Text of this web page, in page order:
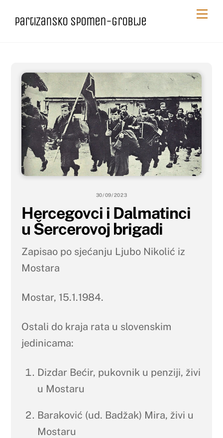
Partizansko spomen-groblje
30/09/2023
Hercegovci i Dalmatinci
u Šercerovoj brigadi
Zapisao po sjećanju Ljubo Nikolić iz
Mostara
Mostar, 15.1.1984.
Ostali do kraja rata u slovenskim
jedinicama:
Dizdar Bećir, pukovnik u penziji, živi
u Mostaru
Baraković (ud. Badžak) Mira, živi u
Mostaru